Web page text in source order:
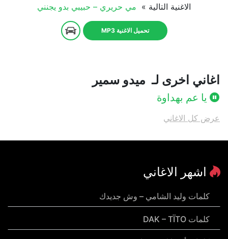
الاغنية التالية » مي حريري – حبيبي بدو يجنني
تحميل الاغنية MP3
اغاني اخرى لـ ميدو سمير
يا عم بهداوة
عرض كل الاغاني
اشهر الاغاني
كلمات وليد الشامي – وش جديدك
كلمات DAK – TÏTO